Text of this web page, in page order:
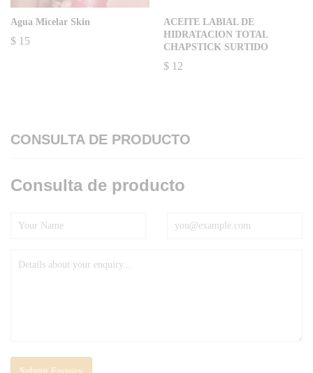
Agua Micelar Skin
$ 15
ACEITE LABIAL DE
HIDRATACION TOTAL
CHAPSTICK SURTIDO
$ 12
CONSULTA DE PRODUCTO
Consulta de producto